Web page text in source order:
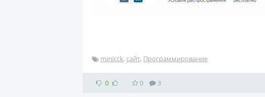
minicck, сайт, Программирование
0 0 3